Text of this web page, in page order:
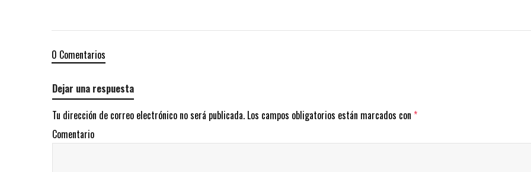
0 Comentarios
Dejar una respuesta
Tu dirección de correo electrónico no será publicada. Los campos obligatorios están marcados con *
Comentario